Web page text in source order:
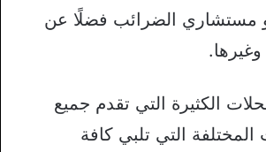
مستشاري الضرائب فضلًا عن
الكثيرة التي تقدم جميع
المختلفة التي تلبي كافة